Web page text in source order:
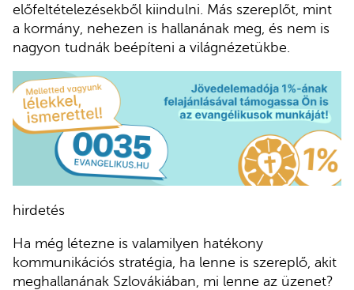
előfeltételezésekből kiindulni. Más szereplőt, mint
a kormány, nehezen is hallanának meg, és nem is
nagyon tudnák beépíteni a világnézetükbe.
hirdetés
Ha még létezne is valamilyen hatékony
kommunikációs stratégia, ha lenne is szereplő, akit
meghallanának Szlovákiában, mi lenne az üzenet?